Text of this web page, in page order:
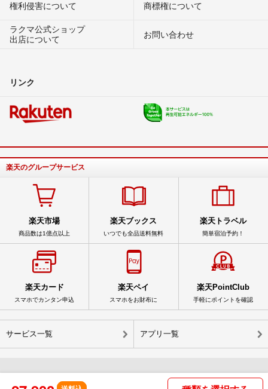
権利侵害について
商標権について
ラクマ公式ショップ
出店について
お問い合わせ
リンク
楽天のグループサービス
楽天市場
商品数は1億点以上
楽天ブックス
いつでも全品送料無料
楽天トラベル
簡単宿泊予約！
楽天カード
スマホでカンタン申込
楽天ペイ
スマホをお財布に
楽天PointClub
手軽にポイントを確認
サービス一覧 アプリ一覧